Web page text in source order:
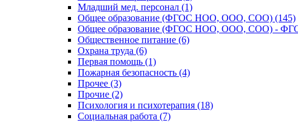
Младший мед. персонал (1)
Общее образование (ФГОС НОО, ООО, СОО) (145)
Общее образование (ФГОС НОО, ООО, СОО) -
Общественное питание (6)
Охрана труда (6)
Первая помощь (1)
Пожарная безопасность (4)
Прочее (3)
Прочие (2)
Психология и психотерапия (18)
Социальная работа (7)